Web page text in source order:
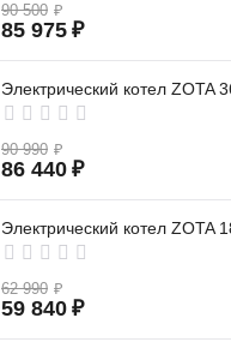
90 500 ₽
85 975 ₽
Электрический котел ZOTA
90 990 ₽
86 440 ₽
Электрический котел ZOTA
62 990 ₽
59 840 ₽